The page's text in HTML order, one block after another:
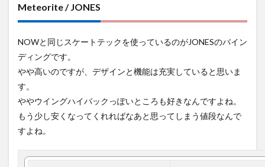
Meteorite / JONES
NOWと同じスケートテックを使っているのがJONESのバイン
ディングです。
やや高いのですが、デザインと機能は充実していると思いま
す。
ややウイングハイバックっぽいところも好きなんですよね。
もう少し安くなってくれればなあと思ってしまう値段なんで
すよね。